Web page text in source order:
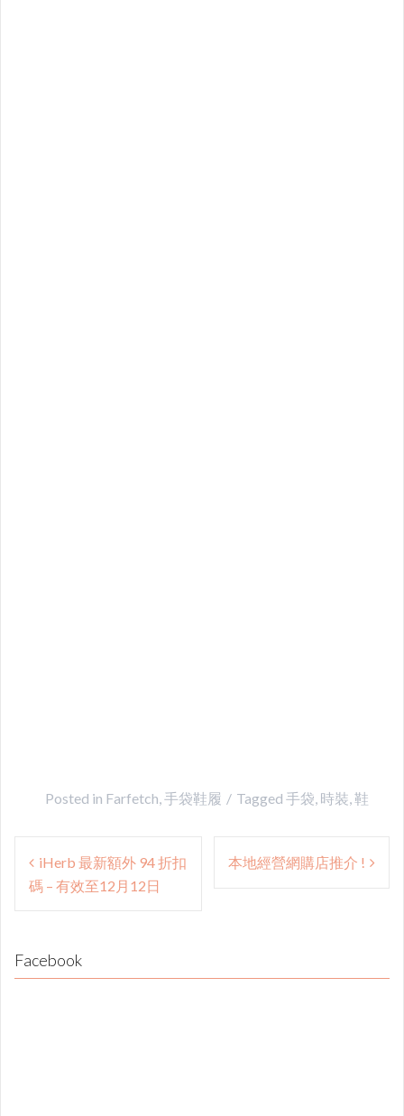
Posted in Farfetch,手袋鞋履 Tagged 手袋, 時裝,鞋
Post
navigation
iHerb 最新額外 94 折扣
碼 – 有效至12月12日
本地經營網購店推介 !
Facebook